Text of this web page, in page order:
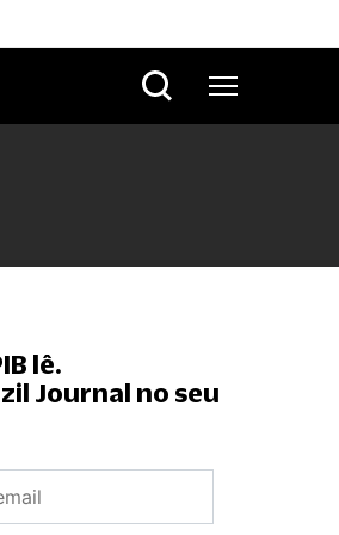
lê.
Journal no seu